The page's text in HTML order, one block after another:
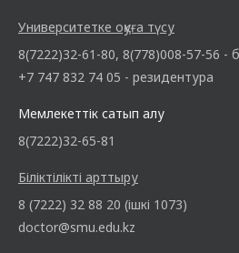
Университетке оқуға түсу
8(7222)32-61-80, 8(778)008-57-56 -
+7 747 832 74 05 - резидентура
Мемлекеттік сатып алу
8(7222)32-65-81
Біліктілікті арттыру
8 (7222) 32 88 20 (ішкі 1073)
doctor@smu.edu.kz